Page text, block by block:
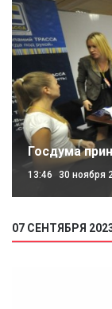
Госдума
13:46 30 ноября
07 СЕНТЯБРЯ